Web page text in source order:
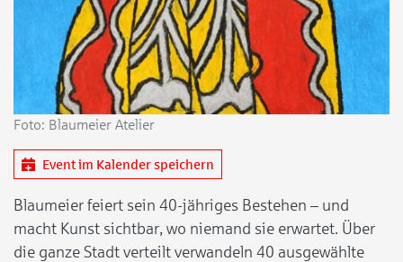
Foto: Blaumeier Atelier
Event im Kalender speichern
Blaumeier feiert sein 40-jähriges Bestehen – und
macht Kunst sichtbar, wo niemand sie erwartet. Über
die ganze Stadt verteilt verwandeln 40 ausgewählte